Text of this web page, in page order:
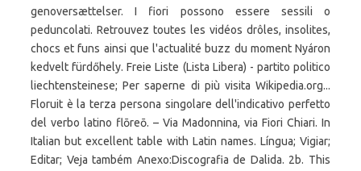
genoversættelser. I fiori possono essere sessili o
peduncolati. Retrouvez toutes les vidéos drôles, insolites,
chocs et funs ainsi que l'actualité buzz du moment Nyáron
kedvelt fürdőhely. Freie Liste (Lista Libera) - partito politico
liechtensteinese; Per saperne di più visita Wikipedia.org...
Floruit è la terza persona singolare dell'indicativo perfetto
del verbo latino flōreō. – Via Madonnina, via Fiori Chiari. In
Italian but excellent table with Latin names. Língua; Vigiar;
Editar; Veja também Anexo:Discografia de Dalida. 2b. This